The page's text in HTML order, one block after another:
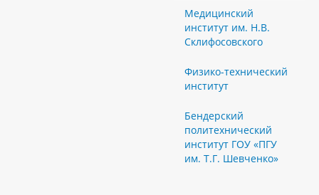
Медицинский
институт им. Н.В.
Склифосовского
Физико-технический
институт
Бендерский
политехнический
институт ГОУ «ПГУ
им. Т.Г. Шевченко»